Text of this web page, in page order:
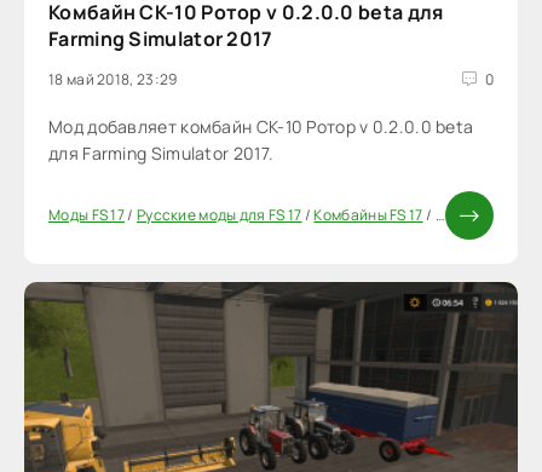
Комбайн СК-10 Ротор v 0.2.0.0 beta для
Farming Simulator 2017
18 май 2018, 23:29 0
Мод добавляет комбайн СК-10 Ротор v 0.2.0.0 beta
для Farming Simulator 2017.
Моды FS 17/ Русские моды для FS 17/Комбайны FS 17/ Моды ФС 17